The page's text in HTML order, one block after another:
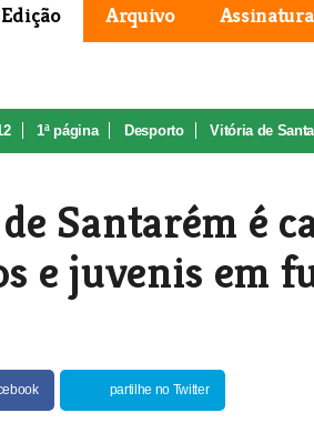
Arquivo
1ª página Desporto Vitória de
Santarém é
e juvenis em
partilhe no Twitter